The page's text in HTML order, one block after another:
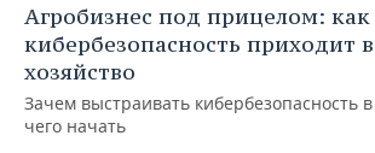
Агробизнес под прицелом: как
кибербезопасность приходит в
хозяйство
Зачем выстраивать кибербезопасность в
чего начать